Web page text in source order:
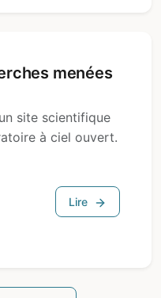
menées
site scientifique
à ciel ouvert.
Lire